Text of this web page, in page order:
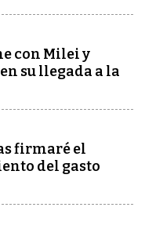
con Milei y
su llegada a la
firmaré el
del gasto